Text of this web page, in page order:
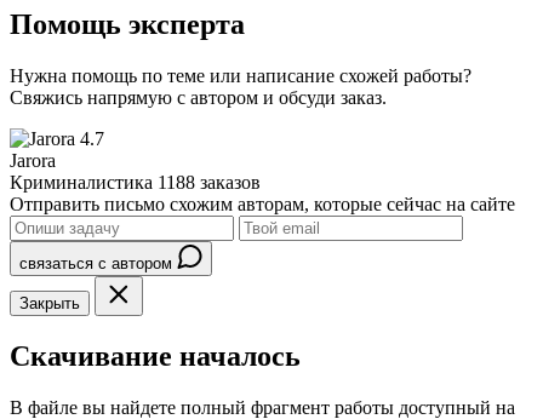
Помощь эксперта
Нужна помощь по теме или написание схожей работы?
Свяжись напрямую с автором и обсуди заказ.
4.7
Jarora
Криминалистика 1188 заказов
Отправить письмо схожим авторам, которые сейчас на сайте
связаться с автором
Закрыть
Скачивание началось
В файле вы найдете полный фрагмент работы доступный на